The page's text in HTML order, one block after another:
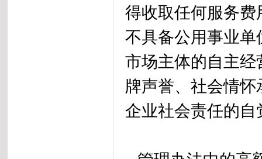
得收取任何服务
不具备公用事业
市场主体的自主
牌声誉、社会情
企业社会责任的